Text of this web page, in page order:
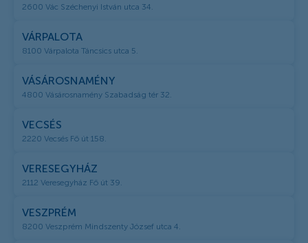
2600 Vác Széchenyi István utca 34.
VÁRPALOTA
8100 Várpalota Táncsics utca 5.
VÁSÁROSNAMÉNY
4800 Vásárosnamény Szabadság tér 32.
VECSÉS
2220 Vecsés Fő út 158.
VERESEGYHÁZ
2112 Veresegyház Fő út 39.
VESZPRÉM
8200 Veszprém Mindszenty József utca 4.